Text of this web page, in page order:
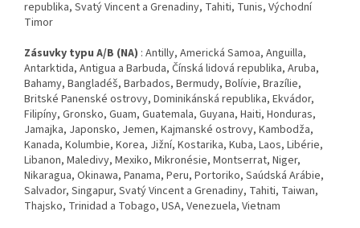
republika, Svatý Vincent a Grenadiny, Tahiti, Tunis, Východní
Timor
Zásuvky typu A/B (NA) : Antilly, Americká Samoa, Anguilla,
Antarktida, Antigua a Barbuda, Čínská lidová republika, Aruba,
Bahamy, Bangladéš, Barbados, Bermudy, Bolívie, Brazílie,
Britské Panenské ostrovy, Dominikánská republika, Ekvádor,
Filipíny, Gronsko, Guam, Guatemala, Guyana, Haiti, Honduras,
Jamajka, Japonsko, Jemen, Kajmanské ostrovy, Kambodža,
Kanada, Kolumbie, Korea, Jižní, Kostarika, Kuba, Laos, Libérie,
Libanon, Maledivy, Mexiko, Mikronésie, Montserrat, Niger,
Nikaragua, Okinawa, Panama, Peru, Portoriko, Saúdská Arábie,
Salvador, Singapur, Svatý Vincent a Grenadiny, Tahiti, Taiwan,
Thajsko, Trinidad a Tobago, USA, Venezuela, Vietnam